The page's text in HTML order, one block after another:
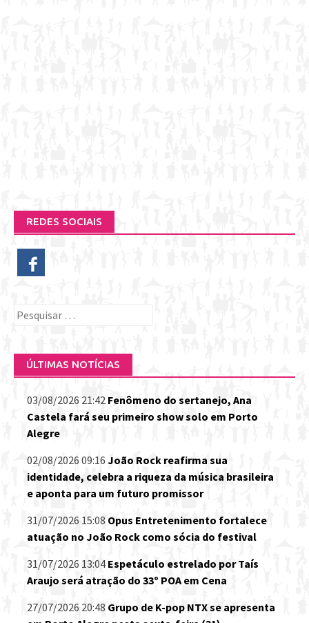
REDES SOCIAIS
Pesquisar
ÚLTIMAS NOTÍCIAS
03/08/2026 21:42 Fenômeno do sertanejo, Ana
Castela fará seu primeiro show solo em Porto
Alegre
02/08/2026 09:16 João Rock reafirma sua
identidade, celebra a riqueza da música brasileira
e aponta para um futuro promissor
31/07/2026 15:08 Opus Entretenimento fortalece
atuação no João Rock como sócia do festival
31/07/2026 13:04 Espetáculo estrelado por Taís
Araujo será atração do 33º POA em Cena
27/07/2026 20:48 Grupo de K-pop NTX se apresenta